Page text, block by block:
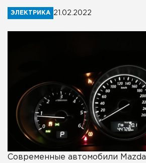
ЭЛЕКТРИКА 21.02.2022
Современные автомобили